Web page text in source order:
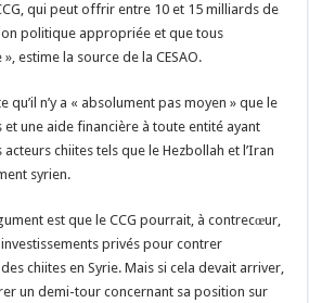
qui peut offrir entre 10 et 15 milliards de
politique appropriée et que tous
estime la source de la CESAO.
qu’il n’y a « absolument pas moyen » que le
et une aide financière à toute entité ayant
chiites tels que le Hezbollah et l’Iran
syrien.
est que le CCG pourrait, à contrecœur,
privés pour contrer
chiites en Syrie. Mais si cela devait arriver,
un demi-tour concernant sa position sur